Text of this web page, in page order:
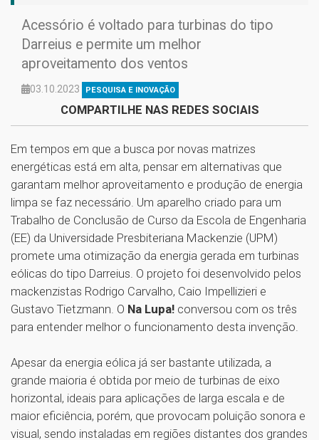
Acessório é voltado para turbinas do tipo
Darreius e permite um melhor
aproveitamento dos ventos
03.10.2023 PESQUISA E INOVAÇÃO
COMPARTILHE NAS REDES SOCIAIS
Em tempos em que a busca por novas matrizes
energéticas está em alta, pensar em alternativas que
garantam melhor aproveitamento e produção de energia
limpa se faz necessário. Um aparelho criado para um
Trabalho de Conclusão de Curso da Escola de Engenharia
(EE) da Universidade Presbiteriana Mackenzie (UPM)
promete uma otimização da energia gerada em turbinas
eólicas do tipo Darreius. O projeto foi desenvolvido pelos
mackenzistas Rodrigo Carvalho, Caio Impellizieri e
Gustavo Tietzmann. O Na Lupa! conversou com os três
para entender melhor o funcionamento desta invenção.
Apesar da energia eólica já ser bastante utilizada, a
grande maioria é obtida por meio de turbinas de eixo
horizontal, ideais para aplicações de larga escala e de
maior eficiência, porém, que provocam poluição sonora e
visual, sendo instaladas em regiões distantes dos grandes